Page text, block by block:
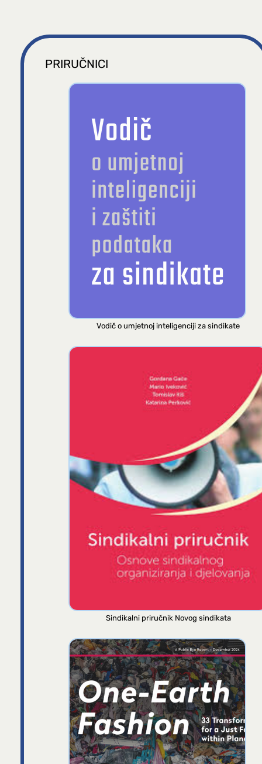
PRIRUČNICI
Vodič o umjetnoj inteligenciji za sindikate
Sindikalni priručnik Novog sindikata